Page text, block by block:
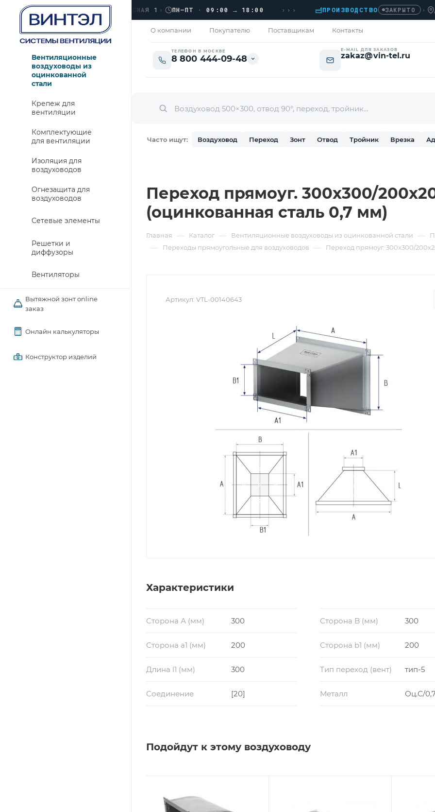
› ЛЮБЕРЦЫ, УЛ. КРАСНАЯ 1› ПН–ПТ · 09:00 → 18:00 ››› ПРОИЗВОДСТВО ЗАКРЫТО ›
О компании Покупателю Поставщикам Контакты
ТЕЛЕФОН В МОСКВЕ
8 800 444-09-48
E-MAIL ДЛЯ ЗАКАЗОВ
zakaz@vin-tel.ru
Часто ищут: Воздуховод Переход Зонт Отвод Тройник Врезка
Вентиляционные
воздуховоды из
оцинкованной
стали
Крепеж для
вентиляции
Комплектующие
для вентиляции
Изоляция для
воздуховодов
Огнезащита для
воздуховодов
Сетевые элементы
Решетки и
диффузоры
Вентиляторы
Вытяжной зонт online
заказ
Онлайн калькуляторы
Конструктор изделий
Переход прямоуг. 300х300/
(оцинкованная сталь 0,7 мм)
Главная — Каталог — Вентиляционные воздуховоды из оцинкованной стали —
— Переходы прямоугольные для воздуховодов — Переход прямоуг. 300х300/
Артикул: VTL-00140643
Характеристики
Сторона А (мм) 300 Сторона B (мм) 300
Сторона a1 (мм) 200 Сторона b1 (мм) 200
Длина l1 (мм) 300 Тип переход (вент) тип-5
Соединение [20] Металл Оц.С/
Подойдут к этому воздуховоду